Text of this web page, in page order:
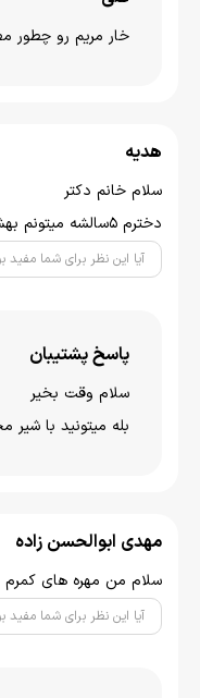
خار مریم رو چطور
هدیه
سلام خانم دکتر
دخترم 5سالشه میتونم بهش پودر سنجد بدم
آیا این نظر برای شما مفید
پاسخ پشتیبان
سلام وقت بخیر
بله میتونید با شیر
مهدی ابوالحسن زاده
سلام من مهره های
آیا این نظر برای شما مفید